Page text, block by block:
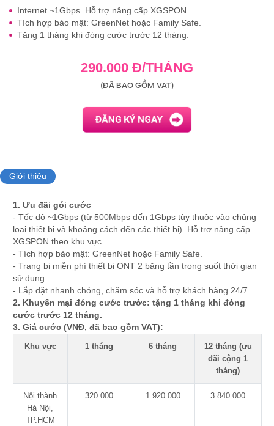
Internet ~1Gbps. Hỗ trợ nâng cấp XGSPON.
Tích hợp bảo mật: GreenNet hoặc Family Safe.
Tặng 1 tháng khi đóng cước trước 12 tháng.
290.000 Đ/THÁNG
(ĐÃ BAO GỒM VAT)
Giới thiệu
1. Ưu đãi gói cước
- Tốc độ ~1Gbps (từ 500Mbps đến 1Gbps tùy thuộc vào chủng
loại thiết bị và khoảng cách đến các thiết bị). Hỗ trợ nâng cấp
XGSPON theo khu vực.
- Tích hợp bảo mật: GreenNet hoặc Family Safe.
- Trang bị miễn phí thiết bị ONT 2 băng tần trong suốt thời gian
sử dụng.
- Lắp đặt nhanh chóng, chăm sóc và hỗ trợ khách hàng 24/7.
2. Khuyến mại đóng cước trước: tặng 1 tháng khi đóng
cước trước 12 tháng.
3. Giá cước (VNĐ, đã bao gồm VAT):
Khu vực 1 tháng 6 tháng
12 tháng (ưu
đãi cộng 1
tháng)
Nội thành
Hà Nội,
TP.HCM
320.000 1.920.000 3.840.000